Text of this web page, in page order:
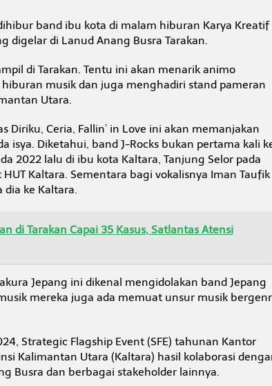
band ibu kota di malam hiburan Karya Kreatif
digelar di Lanud Anang Busra Tarakan.
di Tarakan. Tentu ini akan menarik animo
musik dan juga menghadiri stand pameran
Utara.
Diriku, Ceria, Fallin’ in Love ini akan memanjakan
isya. Diketahui, band J-Rocks bukan pertama kali
2022 lalu di ibu kota Kaltara, Tanjung Selor pada
Kaltara. Sementara bagi vokalisnya Iman Taufik
ke Kaltara.
di Tarakan Capai 35 Kasus, Satlantas Atensi
Jepang ini dikenal mengidolakan band Jepang
mereka juga ada memuat unsur musik
Strategic Flagship Event (SFE) tahunan Kantor
Kalimantan Utara (Kaltara) hasil kolaborasi
Busra dan berbagai stakeholder lainnya.